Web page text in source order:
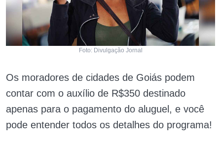
Foto: Divulgação Jornal
Os moradores de cidades de Goiás podem
contar com o auxílio de R$350 destinado
apenas para o pagamento do aluguel, e você
pode entender todos os detalhes do programa!